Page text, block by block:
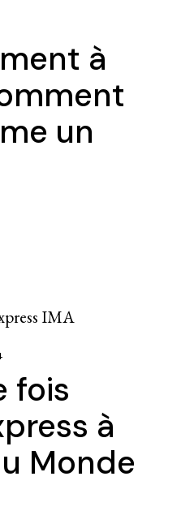
à
un
fois
à
Monde